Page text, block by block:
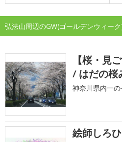
弘法山周辺のGW(ゴールデンウィー
【桜・見
/ はだの桜
神奈川県内一
絵師しろ